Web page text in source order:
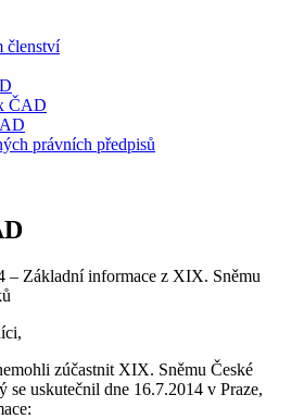
členství
ČAD
právních předpisů
– Základní informace z XIX. Sněmu
zúčastnit XIX. Sněmu České
se uskutečnil dne 16.7.2014 v Praze,